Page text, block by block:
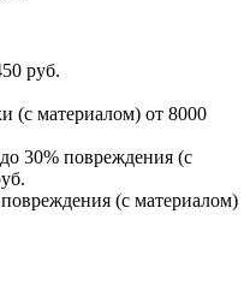
руб.
(с материалом) от 8000
30% повреждения (с
(с материалом)